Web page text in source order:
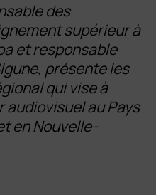
des
supérieur à
et responsable
présente les
qui vise à
au Pays
en Nouvelle-